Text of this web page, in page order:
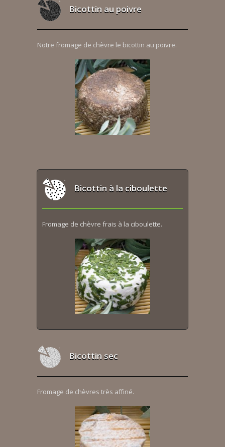
Bicottin au poivre
Notre fromage de chèvre le bicottin au poivre.
Bicottin à la ciboulette
Fromage de chèvre frais à la ciboulette.
Bicottin sec
Fromage de chèvres très affiné.